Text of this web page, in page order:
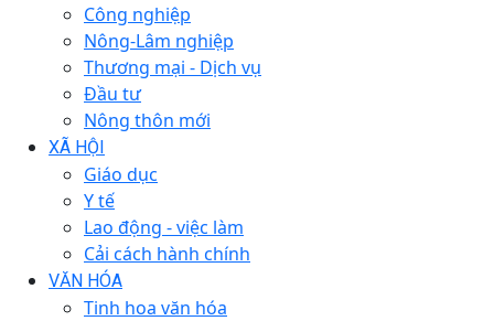
Công nghiệp
Nông-Lâm nghiệp
Thương mại - Dịch vụ
Đầu tư
Nông thôn mới
XÃ HỘI
Giáo dục
Y tế
Lao động - việc làm
Cải cách hành chính
VĂN HÓA
Tinh hoa văn hóa